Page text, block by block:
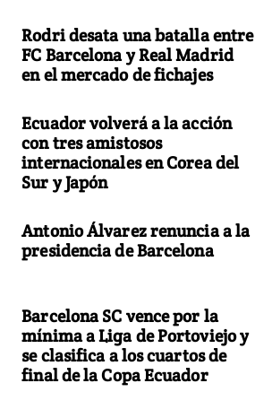
Rodri desata una batalla entre
FC Barcelona y Real Madrid
en el mercado de fichajes
Ecuador volverá a la acción
con tres amistosos
internacionales en Corea del
Sur y Japón
Antonio Álvarez renuncia a la
presidencia de Barcelona
Barcelona SC vence por la
mínima a Liga de Portoviejo y
se clasifica a los cuartos de
final de la Copa Ecuador